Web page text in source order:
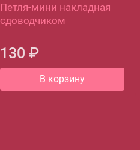
Петля-мини накладная
сдоводчиком
130 ₽
В корзину